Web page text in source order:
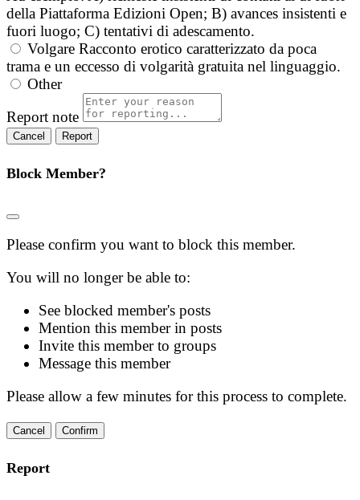
della Piattaforma Edizioni Open; B) avances insistenti e
fuori luogo; C) tentativi di adescamento.
Volgare Racconto erotico caratterizzato da poca
trama e un eccesso di volgarità gratuita nel linguaggio.
Other
Report note
Report
Block Member?
Please confirm you want to block this member.
You will no longer be able to:
See blocked member's posts
Mention this member in posts
Invite this member to groups
Message this member
Please allow a few minutes for this process to complete.
Confirm
Report